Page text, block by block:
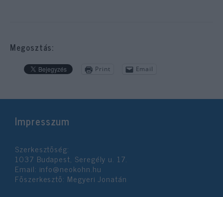
Megosztás:
Print Email
Impresszum
Szerkesztőség:
1037 Budapest, Seregély u. 17.
Email: info@neokohn.hu
Főszerkesztő: Megyeri Jonatán